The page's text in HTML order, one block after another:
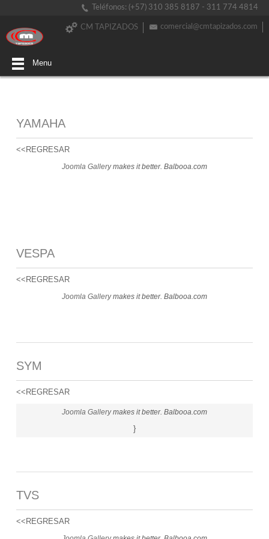
Teléfonos: (+57) 310 385 8187 - 311 774 4814
comercial@cmtapizados.com
CM TAPIZADOS
Menu
YAMAHA
<<REGRESAR
Joomla Gallerymakes it better. Balbooa.com
VESPA
<<REGRESAR
Joomla Gallerymakes it better. Balbooa.com
SYM
<<REGRESAR
Joomla Gallerymakes it better. Balbooa.com
}
TVS
<<REGRESAR